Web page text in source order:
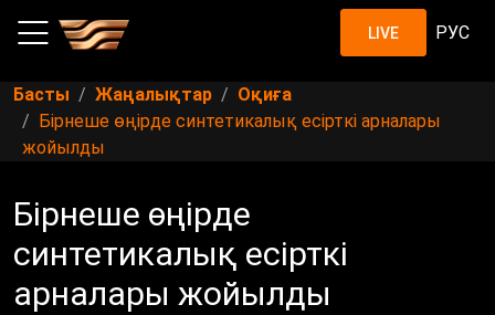
LIVE РУС
Басты Жаңалықтар
Оқиға
Бірнеше өңірде синтетикалық есірткі арналары
жойылды
Бірнеше өңірде
синтетикалық есірткі
арналары жойылды